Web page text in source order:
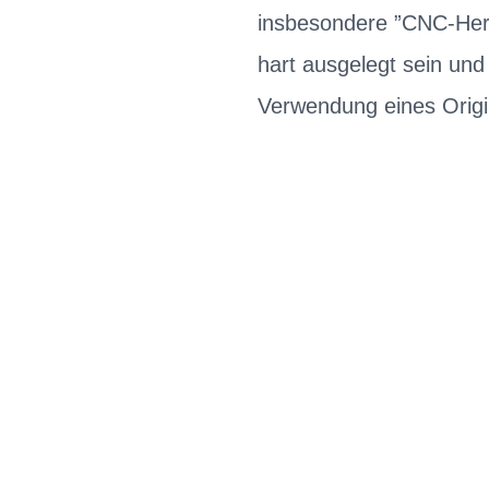
insbesondere ”CNC-
hart ausgelegt sein
Verwendung eines